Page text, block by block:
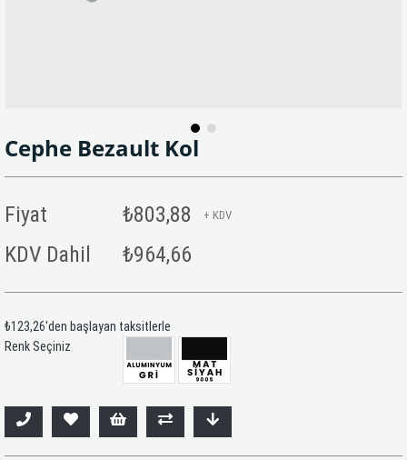
Cephe Bezault Kol
Fiyat ₺803,88 + KDV
KDV Dahil ₺964,66
₺123,26'den başlayan taksitlerle
Renk Seçiniz